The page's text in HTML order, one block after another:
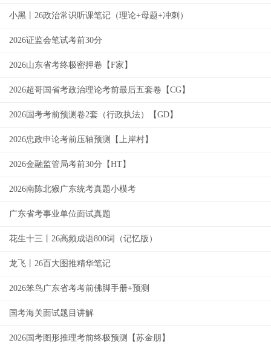
小黑丨26政治常识听课笔记（理论+母题+冲刺）
2026证监会笔试考前30分
2026山东省考终极密押卷【F家】
2026超哥国省考政治理论考前最后五套卷【CG】
2026国考考前预测卷2套（行政执法）【GD】
2026忠政申论考前压轴预测【上岸村】
2026金融监管局考前30分【HT】
2026南陈北猴广东统考真题小模考
广东省考事业单位面试真题
花生十三丨26高频成语800词（记忆版）
龙飞丨26百大图推精华笔记
2026笨鸟广东省考考前佛脚手册+预测
国考海关面试题目讲解
2026国考图形推理考前终极预测【苏金朋】